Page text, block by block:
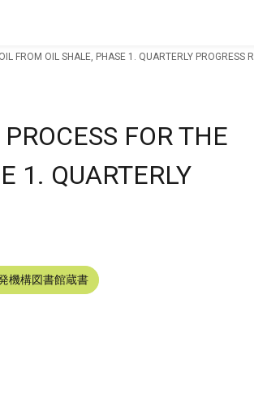
FROM OIL SHALE, PHASE 1. QUARTERLY PROGRESS
FOR THE
1. QUARTERLY
機構図書館蔵書